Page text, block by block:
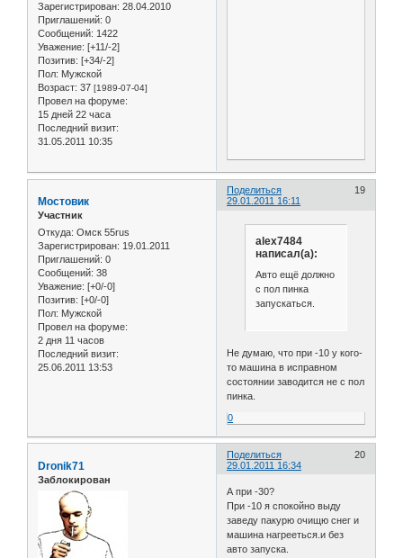
Зарегистрирован: 28.04.2010
Приглашений: 0
Сообщений: 1422
Уважение: [+11/-2]
Позитив: [+34/-2]
Пол: Мужской
Возраст: 37 [1989-07-04]
Провел на форуме:
15 дней 22 часа
Последний визит:
31.05.2011 10:35
Поделиться
19
29.01.2011 16:11
Мостовик
Участник
Откуда: Омск 55rus
Зарегистрирован: 19.01.2011
Приглашений: 0
Сообщений: 38
Уважение: [+0/-0]
Позитив: [+0/-0]
Пол: Мужской
Провел на форуме:
2 дня 11 часов
Последний визит:
25.06.2011 13:53
alex7484
написал(а):
Авто ещё должно
с пол пинка
запускаться.
Не думаю, что при -10 у кого-
то машина в исправном
состоянии заводится не с пол
пинка.
0
Поделиться
20
29.01.2011 16:34
Dronik71
Заблокирован
А при -30?
При -10 я спокойно выду
заведу пакурю очищю снег и
машина нагрееться.и без
авто запуска.